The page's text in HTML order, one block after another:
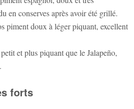
en conserves après avoir été grillé.
piment doux à léger piquant, excellent
et plus piquant que le Jalapeño,
forts